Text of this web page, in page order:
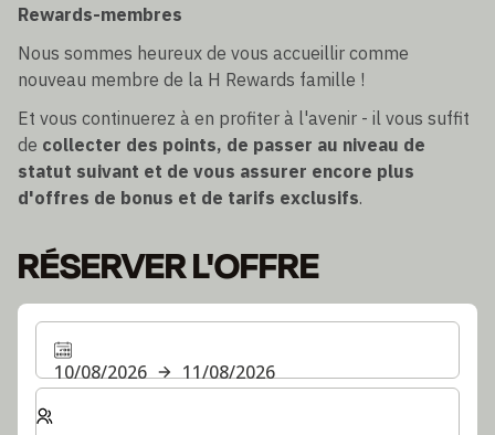
Rewards-membres
Nous sommes heureux de vous accueillir comme
nouveau membre de la H Rewards famille !
Et vous continuerez à en profiter à l'avenir - il vous suffit
de collecter des points, de passer au niveau de
statut suivant et de vous assurer encore plus
d'offres de bonus et de tarifs exclusifs.
RÉSERVER L'OFFRE
10/08/2026
11/08/2026
Sélectionnez le nombre de chambres et d'invités pour